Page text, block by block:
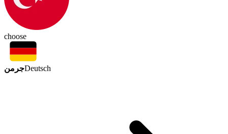
choose
جرمنDeutsch